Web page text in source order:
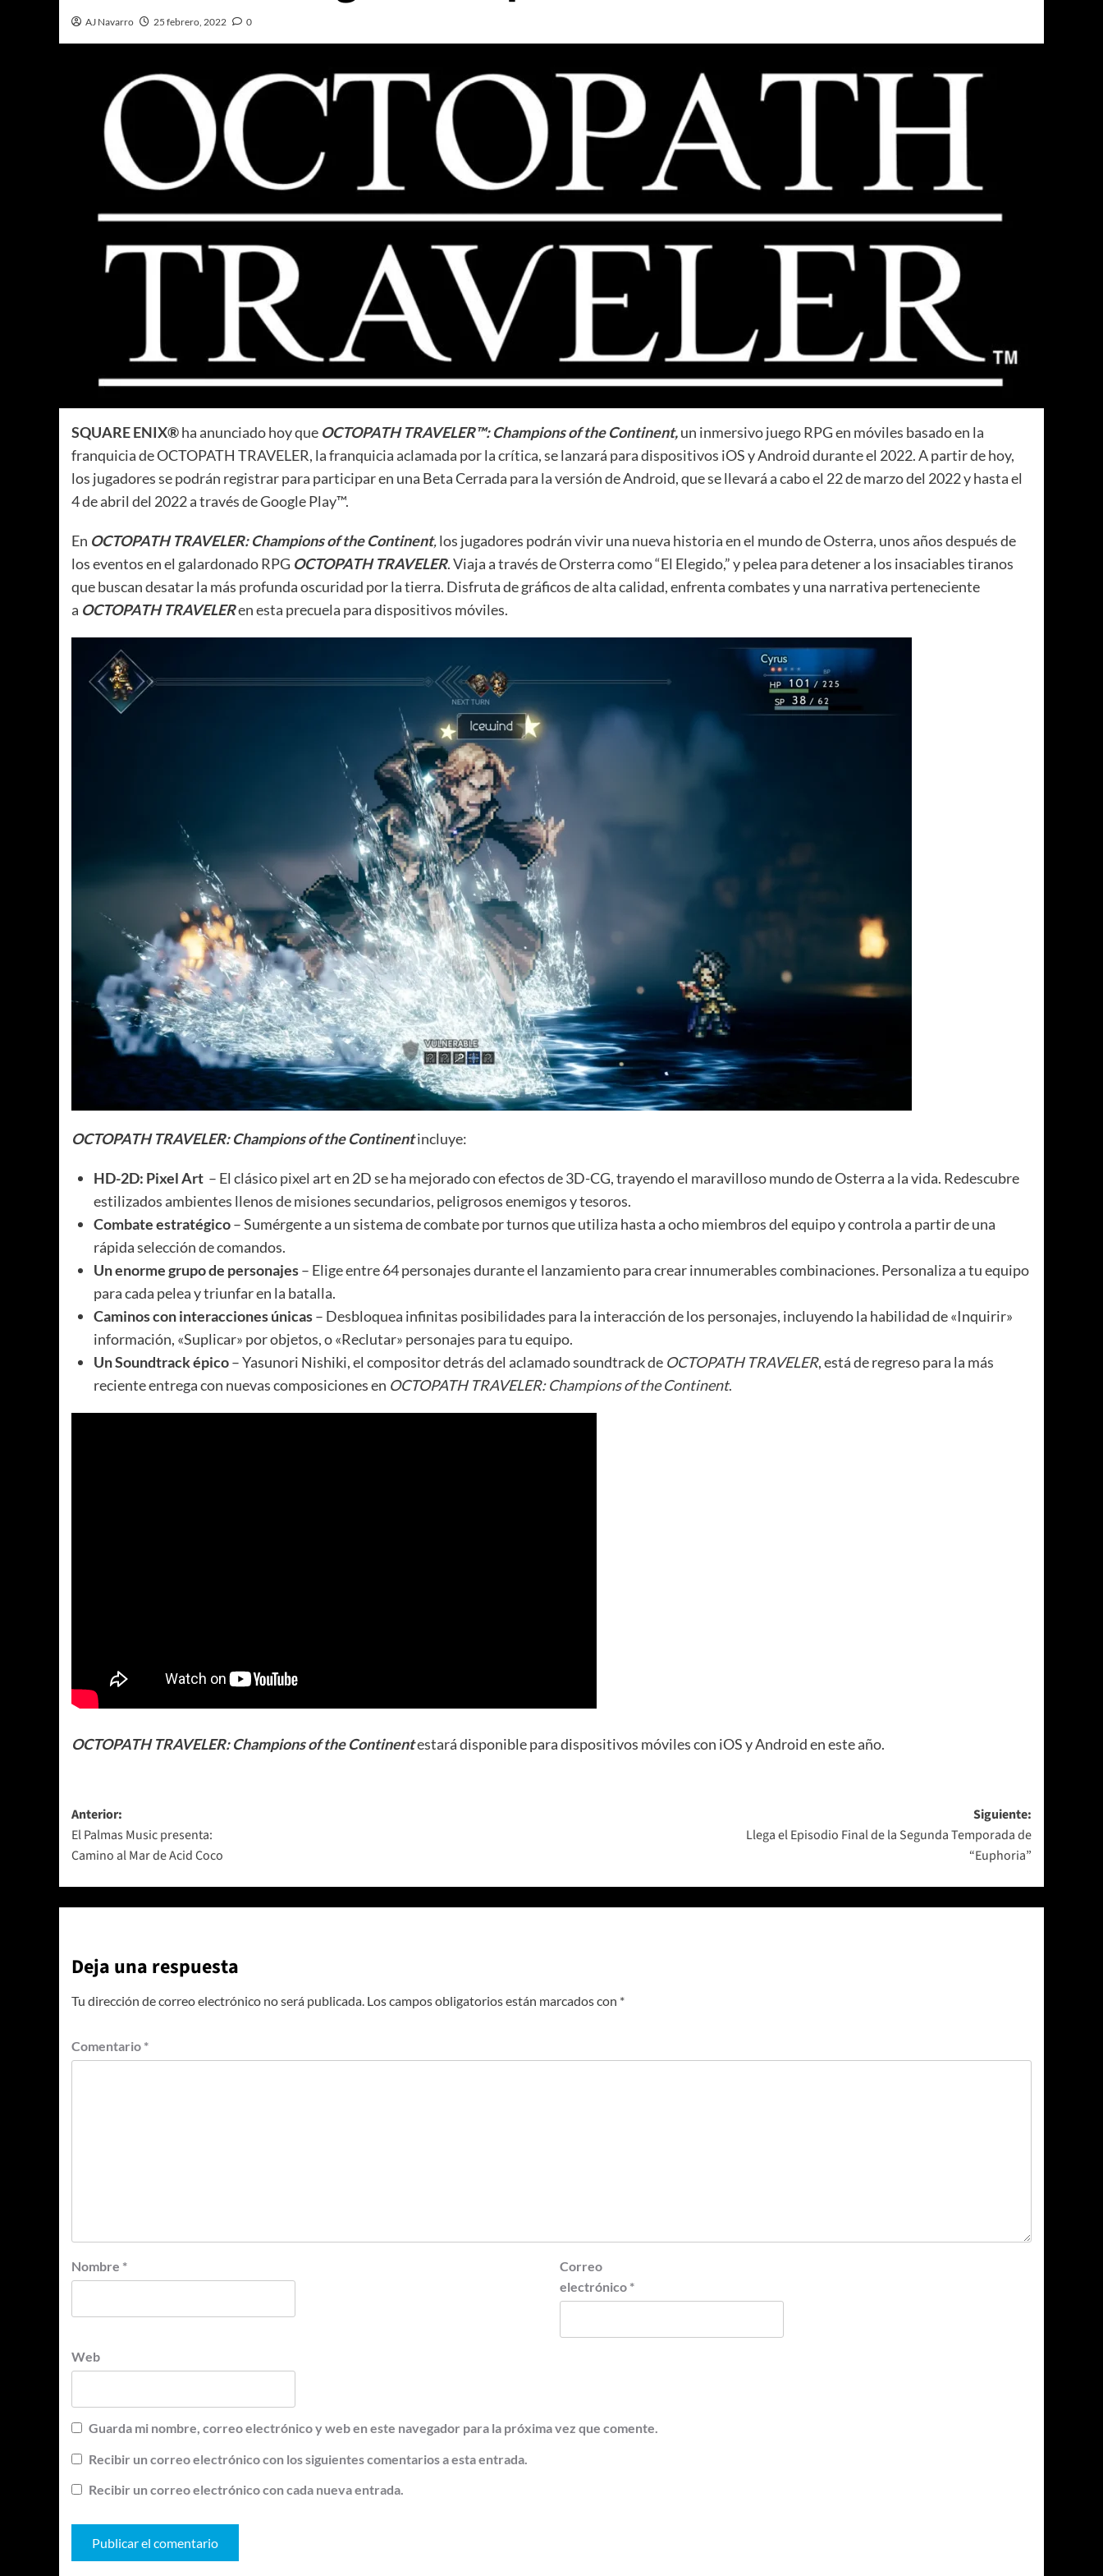
AJ Navarro 25 febrero, 2022 0
SQUARE ENIX®ha anunciado hoy que OCTOPATH TRAVELER™: Champions of the Continent,un inmersivo juego RPG en móviles basado en la
franquicia de OCTOPATH TRAVELER, la franquicia aclamada por la crítica, se lanzará para dispositivos iOS y Android durante el 2022. A partir de hoy,
los jugadores se podrán registrar para participar en una Beta Cerrada para la versión de Android, que se llevará a cabo el 22 de marzo del 2022 y hasta el
4 de abril del 2022 a través de Google Play™.
En OCTOPATH TRAVELER: Champions of the Continent,los jugadores podrán vivir una nueva historia en el mundo de Osterra, unos años después de
los eventos en el galardonado RPG OCTOPATH TRAVELER. Viaja a través de Orsterra como “El Elegido,” y pelea para detener a los insaciables tiranos
que buscan desatar la más profunda oscuridad por la tierra. Disfruta de gráficos de alta calidad, enfrenta combates y una narrativa perteneciente
a OCTOPATH TRAVELERen esta precuela para dispositivos móviles.
OCTOPATH TRAVELER: Champions of the Continentincluye:
HD-2D: Pixel Art – El clásico pixel art en 2D se ha mejorado con efectos de 3D-CG, trayendo el maravilloso mundo de Osterra a la vida. Redescubre
estilizados ambientes llenos de misiones secundarios, peligrosos enemigos y tesoros.
Combate estratégico– Sumérgente a un sistema de combate por turnos que utiliza hasta a ocho miembros del equipo y controla a partir de una
rápida selección de comandos.
Un enorme grupo de personajes– Elige entre 64 personajes durante el lanzamiento para crear innumerables combinaciones. Personaliza a tu equipo
para cada pelea y triunfar en la batalla.
Caminos con interacciones únicas– Desbloquea infinitas posibilidades para la interacción de los personajes, incluyendo la habilidad de «Inquirir»
información, «Suplicar» por objetos, o «Reclutar» personajes para tu equipo.
Un Soundtrack épico– Yasunori Nishiki, el compositor detrás del aclamado soundtrack de OCTOPATH TRAVELER, está de regreso para la más
reciente entrega con nuevas composiciones en OCTOPATH TRAVELER: Champions of the Continent.
OCTOPATH TRAVELER: Champions of the Continentestará disponible para dispositivos móviles con iOS y Android en este año.
Navegación
de
entradas
Anterior:
El Palmas Music presenta:
Camino al Mar de Acid Coco
Siguiente:
Llega el Episodio Final de la Segunda Temporada de
“Euphoria”
Deja una respuesta
Tu dirección de correo electrónico no será publicada. Los campos obligatorios están marcados con *
Comentario *
Nombre *
Correo
electrónico *
Web
Guarda mi nombre, correo electrónico y web en este navegador para la próxima vez que comente.
Recibir un correo electrónico con los siguientes comentarios a esta entrada.
Recibir un correo electrónico con cada nueva entrada.